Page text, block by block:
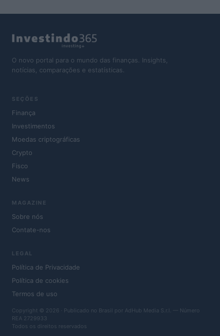
O novo portal para o mundo das finanças. Insights,
notícias, comparações e estatísticas.
SEÇÕES
Finança
Investimentos
Moedas criptográficas
Crypto
Fisco
News
MAGAZINE
Sobre nós
Contate-nos
LEGAL
Política de Privacidade
Política de cookies
Termos de uso
Copyright © 2026 · Publicado no Brasil por AdHub Media S.r.l. — Número
REA 2729933
Todos os direitos reservados